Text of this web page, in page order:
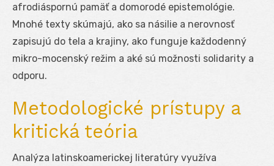
afrodiáspornú pamäť a domorodé epistemológie.
Mnohé texty skúmajú, ako sa násilie a nerovnosť
zapisujú do tela a krajiny, ako funguje každodenný
mikro-mocenský režim a aké sú možnosti solidarity a
odporu.
Metodologické prístupy a
kritická teória
Analýza latinskoamerickej literatúry využíva